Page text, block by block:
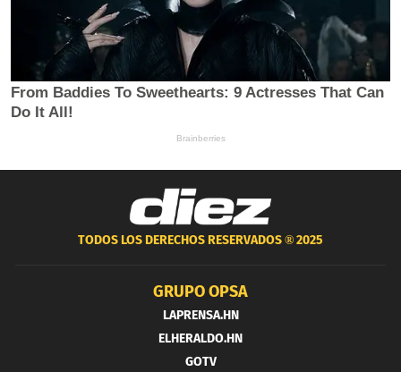
TODOS LOS DERECHOS RESERVADOS ®2025
GRUPO OPSA
LAPRENSA.HN
ELHERALDO.HN
GOTV